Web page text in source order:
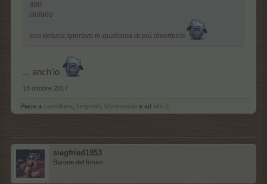
380
isolano
son delusa,speravo in qualcosa di più divertente
... anch'io
18 ottobre 2017
Piace a castellana kingmob lolynomade e ad altri 3
siegfried1953
Barone del forum